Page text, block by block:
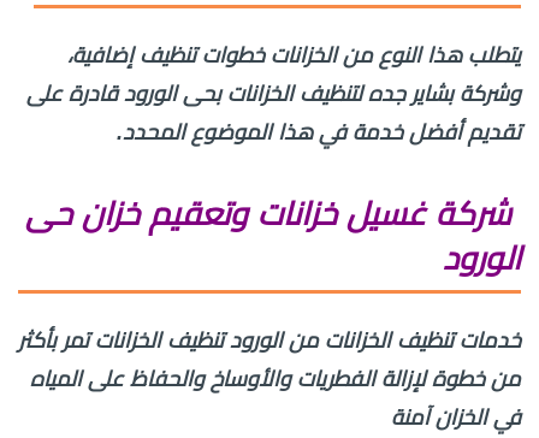
يتطلب هذا النوع من الخزانات خطوات تنظيف إضافية،
وشركة بشاير جده لتنظيف الخزانات بحى الورود قادرة على
تقديم أفضل خدمة في هذا الموضوع المحدد.
شركة غسيل خزانات وتعقيم خزان حى
الورود
خدمات تنظيف الخزانات من الورود تنظيف الخزانات تمر بأكثر
من خطوة لإزالة الفطريات والأوساخ والحفاظ على المياه
في الخزان آمنة